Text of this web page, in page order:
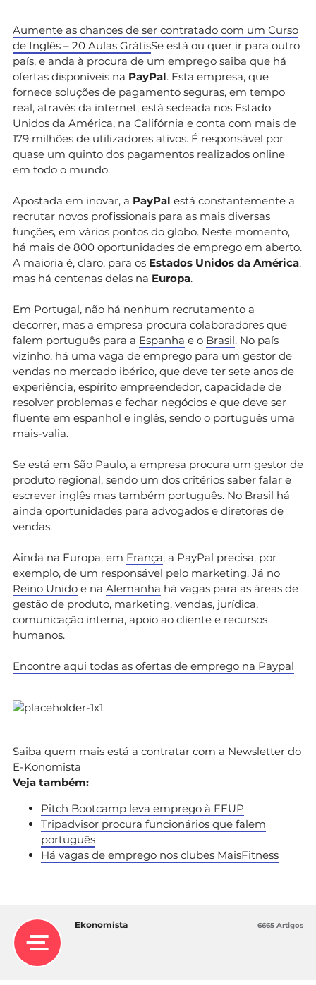
Aumente as chances de ser contratado com um Curso
de Inglês – 20 Aulas GrátisSe está ou quer ir para outro
país, e anda à procura de um emprego saiba que há
ofertas disponíveis na PayPal. Esta empresa, que
fornece soluções de pagamento seguras, em tempo
real, através da internet, está sedeada nos Estado
Unidos da América, na Califórnia e conta com mais de
179 milhões de utilizadores ativos. É responsável por
quase um quinto dos pagamentos realizados online
em todo o mundo.
Apostada em inovar, a PayPal está constantemente a
recrutar novos profissionais para as mais diversas
funções, em vários pontos do globo. Neste momento,
há mais de 800 oportunidades de emprego em aberto.
A maioria é, claro, para os Estados Unidos da América,
mas há centenas delas na Europa.
Em Portugal, não há nenhum recrutamento a
decorrer, mas a empresa procura colaboradores que
falem português para a Espanha e o Brasil. No país
vizinho, há uma vaga de emprego para um gestor de
vendas no mercado ibérico, que deve ter sete anos de
experiência, espírito empreendedor, capacidade de
resolver problemas e fechar negócios e que deve ser
fluente em espanhol e inglês, sendo o português uma
mais-valia.
Se está em São Paulo, a empresa procura um gestor de
produto regional, sendo um dos critérios saber falar e
escrever inglês mas também português. No Brasil há
ainda oportunidades para advogados e diretores de
vendas.
Ainda na Europa, em França, a PayPal precisa, por
exemplo, de um responsável pelo marketing. Já no
Reino Unido e na Alemanha há vagas para as áreas de
gestão de produto, marketing, vendas, jurídica,
comunicação interna, apoio ao cliente e recursos
humanos.
Encontre aqui todas as ofertas de emprego na Paypal
Saiba quem mais está a contratar com a Newsletter do
E-Konomista
Veja também:
Pitch Bootcamp leva emprego à FEUP
Tripadvisor procura funcionários que falem
português
Há vagas de emprego nos clubes MaisFitness
Ekonomista 6665 Artigos